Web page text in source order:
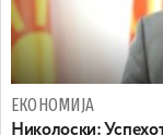
ЕКОНОМИЈА
Николоски: